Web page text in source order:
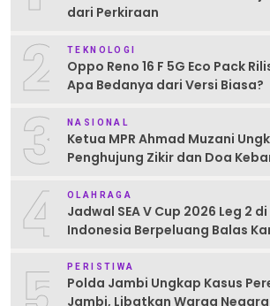
dari Perkiraan
2 TEKNOLOGI
Oppo Reno 16 F 5G Eco Pack
Apa Bedanya dari Versi Biasa?
3 NASIONAL
Ketua MPR Ahmad Muzani
Penghujung Zikir dan Doa
4 OLAHRAGA
Jadwal SEA V Cup 2026 Leg 2
Indonesia Berpeluang Balas
PERISTIWA
Polda Jambi Ungkap Kasus
Jambi, Libatkan Warga